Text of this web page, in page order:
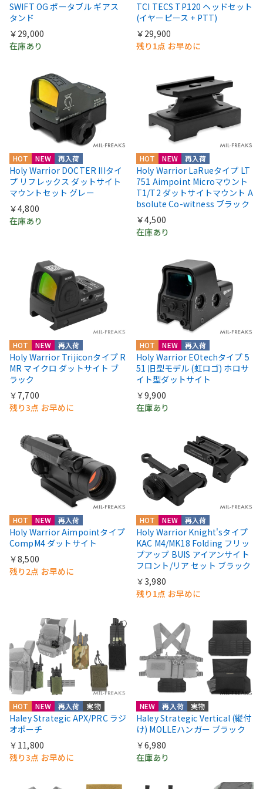
SWIFT OG ポータブル ギアス
タンド
￥29,000
在庫あり
TCI TECS TP120 ヘッドセット
(イヤーピース + PTT)
￥29,900
残り1点 お早めに
HOT NEW 再入荷
Holy Warrior DOCTER IIIタイ
プ リフレックス ダットサイト
マウントセット グレー
￥4,800
在庫あり
HOT NEW 再入荷
Holy Warrior LaRueタイプ LT
751 Aimpoint Microマウント
T1/T2 ダットサイトマウント A
bsolute Co-witness ブラック
￥4,500
在庫あり
HOT NEW 再入荷
Holy Warrior Trijiconタイプ R
MR マイクロ ダットサイト ブ
ラック
￥7,700
残り3点 お早めに
HOT NEW 再入荷
Holy Warrior EOtechタイプ 5
51 旧型モデル (虹ロゴ) ホロサ
イト型ダットサイト
￥9,900
在庫あり
HOT NEW 再入荷
Holy Warrior Aimpointタイプ
CompM4 ダットサイト
￥8,500
残り2点 お早めに
HOT NEW 再入荷
Holy Warrior Knight'sタイプ
KAC M4/MK18 Folding フリッ
プアップ BUIS アイアンサイト
フロント/リア セット ブラック
￥3,980
残り1点 お早めに
HOT NEW 再入荷 実物
Haley Strategic APX/PRC ラジ
オポーチ
￥11,800
残り3点 お早めに
NEW 再入荷 実物
Haley Strategic Vertical (縦付
け) MOLLEハンガー ブラック
￥6,980
在庫あり